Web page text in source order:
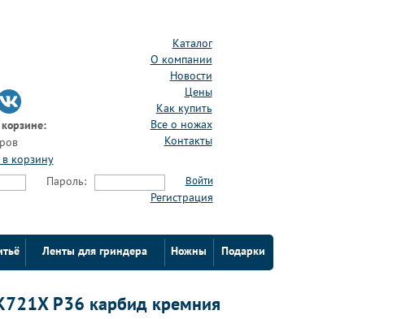
Каталог
О компании
Новости
Цены
Как купить
Все о ножах
Контакты
в корзину
Пароль: Войти
Регистрация
Ленты для гриндера Ножны Подарки
Р36 карбид кремния